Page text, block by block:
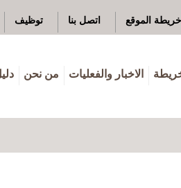
خريطة الموقع اتصل بنا توظيف
الاخبار والفعليات من نحن